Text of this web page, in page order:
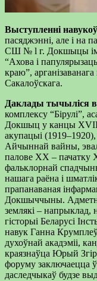
Выступленні
пасяджэнні, але і на
СШ № l г. Докшыцы імя
“Ахова і
краю”,
Сакалоўскага.
Даклады тычыліся
комплексу “Бірулі”,
Докшыц у канцы
акупацыі
Айчыннай вайны,
палове ХХ – пачатку
фальклорнай
нашага раёна і
прапанаваная
Докшыччыны.
землякі – напрыклад,
гісторыі Беларусі
навук Ганна
духоўнай акадэміі,
краязнаўца Юрый
форуму заключаецца
даследчыкаў будзе